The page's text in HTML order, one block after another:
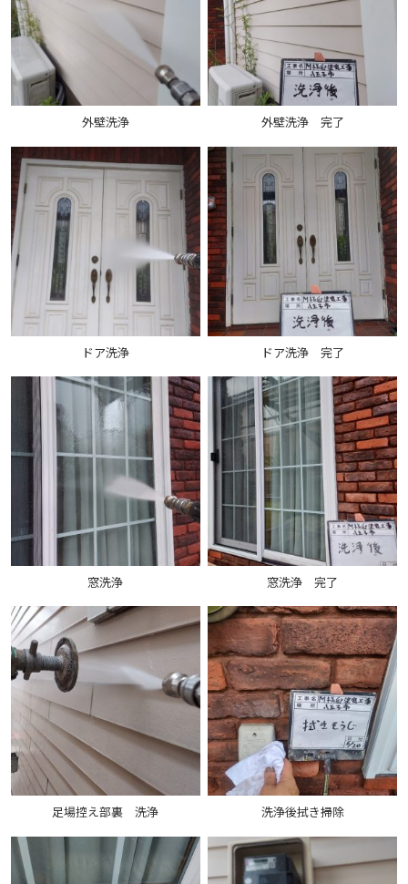
外壁洗浄 外壁洗浄 完了
ドア洗浄 ドア洗浄 完了
窓洗浄 窓洗浄 完了
足場控え部裏 洗浄 洗浄後拭き掃除